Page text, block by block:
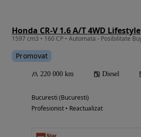
Honda CR-V 1.6 A/T 4WD Lifestyle
Promovat
220 000 km Diesel
Bucuresti (Bucuresti)
Profesionist • Reactualizat